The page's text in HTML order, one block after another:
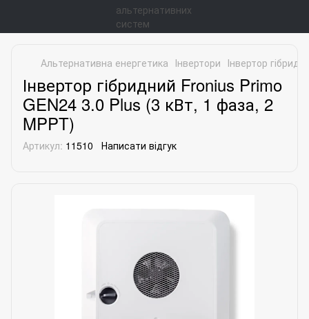
Альтернативна енергетика Інвертори Інвертор
Інвертор гібридний Fronius Primo
GEN24 3.0 Plus (3 кВт, 1 фаза, 2
MPPT)
Артикул: 11510 Написати відгук